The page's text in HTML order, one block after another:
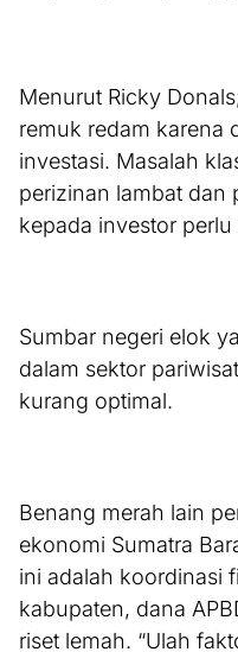
Menurut Ricky
remuk redam karena
investasi. Masalah
perizinan lambat dan
kepada investor
Sumbar negeri elok
dalam sektor
kurang optimal.
Benang merah lain
ekonomi Sumatra
ini adalah koordinasi
kabupaten, dana
riset lemah. “Ulah